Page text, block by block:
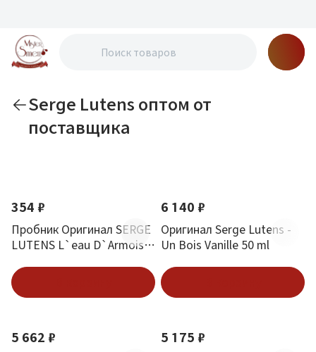
Serge Lutens оптом от
поставщика
354 ₽
Пробник Оригинал SERGE
LUTENS L`eau D`Armoise
6 140 ₽
Оригинал Serge Lutens -
Un Bois Vanille 50 ml
5 662 ₽ 5 175 ₽